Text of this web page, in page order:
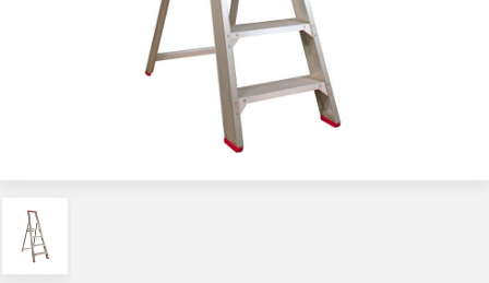
KLIENTU PORTĀLS
KĻŪT PAR KLIENTU